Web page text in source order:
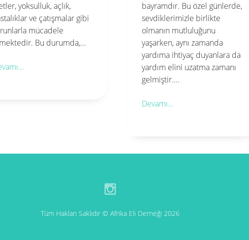
Bu özel günlerde,
birlikte
mutluluğunu
aynı zamanda
elini uzatma zamanı
Bu özel ayda, insanlar
dünyanın dört bir yanında
ihtiyaç sahiplerine yardım
elini uzatmak için çeşitli hayır
organizasyonları düzenler.
Bu yıl...
Tüm Hakları Saklıdır © Afrika Eli Derneği 2026